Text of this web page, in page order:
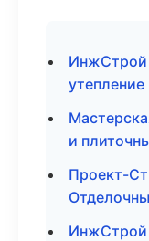
ИнжСтрой
утепление
и
Проект-
ИнжСтрой